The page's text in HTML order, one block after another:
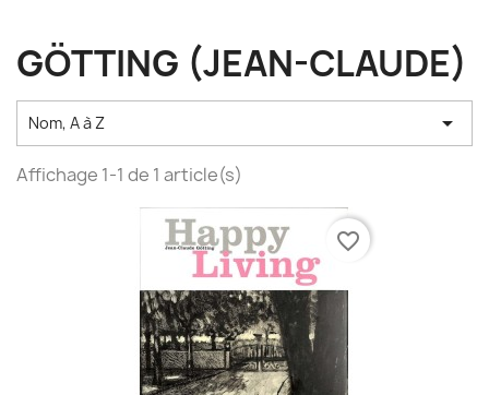
GÖTTING (JEAN-CLAUDE)
Nom, A à Z 
Affichage 1-1 de 1 article(s)
favorite_border